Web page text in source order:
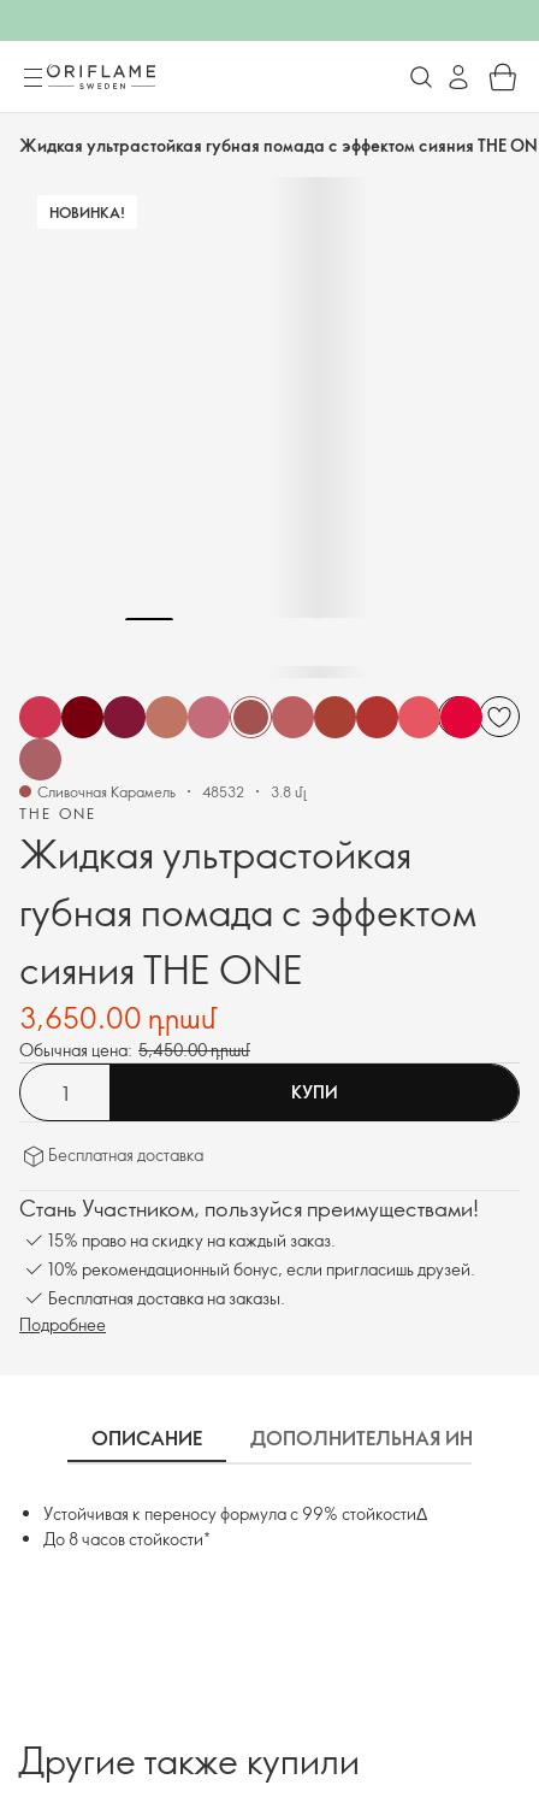
Жидкая ультрастойкая губная помада с эффектом сияния THE
НОВИНКА!
THE ONE
Жидкая ультрастойкая
губная помада с эффектом
сияния THE ONE
Сливочная Карамель 48532 3.8 մլ
3,650.00 դրամ
Обычная цена: 5,450.00 դրամ
КУПИ
Бесплатная доставка
Стань Участником, пользуйся преимуществами!
15% право на скидку на каждый заказ.
10% рекомендационный бонус, если пригласишь друзей.
Бесплатная доставка на заказы.
Подробнее
ОПИСАНИЕ ДОПОЛНИТЕЛЬНАЯ
Устойчивая к переносу формула с 99% стойкостиΔ
До 8 часов стойкости*
Другие также купили